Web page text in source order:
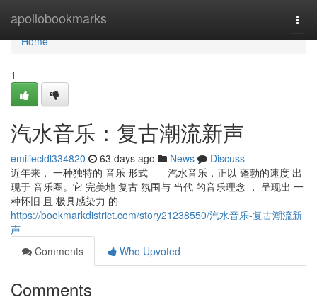
apollobookmarks
Home
Home
1
汽水音乐：复古潮流新声
emiliecldl334820 63 days ago News
Discuss
近年来， 一种独特的 音乐 形式——汽水音乐，正以 蓬勃的速度 出
现于 音乐圈。它 完美地 复古 氛围与 当代 的音乐理念 ， 呈现出 一
种怀旧 且 极具感染力 的
https://bookmarkdistrict.com/story21238550/汽水音乐-复古潮流新
声
Comments
Who Upvoted
Comments